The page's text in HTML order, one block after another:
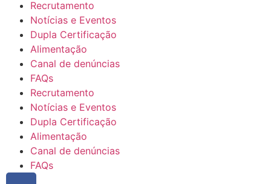
Recrutamento
Notícias e Eventos
Dupla Certificação
Alimentação
Canal de denúncias
FAQs
Recrutamento
Notícias e Eventos
Dupla Certificação
Alimentação
Canal de denúncias
FAQs